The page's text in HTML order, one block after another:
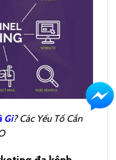
Gì? Các Yếu Tố Cần